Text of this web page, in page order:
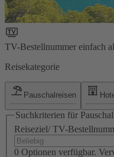
TV-Bestellnummer einfach
Reisekategorie
Pauschalreisen
Suchkriterien für
Reiseziel/ TV-
0 Optionen verfügbar.